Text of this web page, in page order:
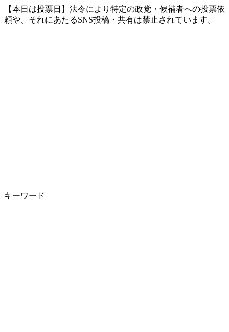
【本日は投票日】法令により特定の政党・候補者への投票依
頼や、それにあたるSNS投稿・共有は禁止されています。
キーワード